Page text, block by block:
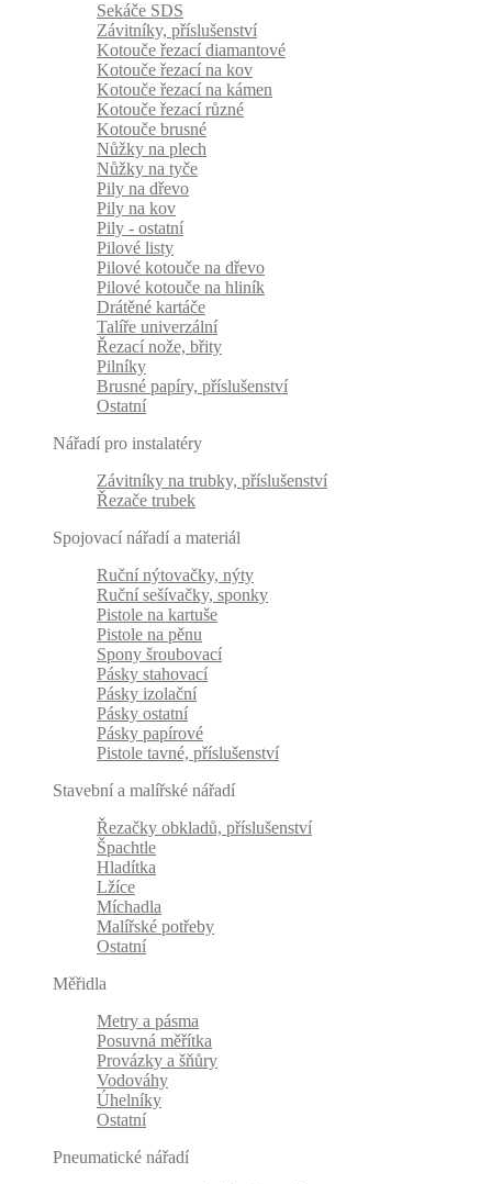
Sekáče SDS
Závitníky, příslušenství
Kotouče řezací diamantové
Kotouče řezací na kov
Kotouče řezací na kámen
Kotouče řezací různé
Kotouče brusné
Nůžky na plech
Nůžky na tyče
Pily na dřevo
Pily na kov
Pily - ostatní
Pilové listy
Pilové kotouče na dřevo
Pilové kotouče na hliník
Drátěné kartáče
Talíře univerzální
Řezací nože, břity
Pilníky
Brusné papíry, příslušenství
Ostatní
Nářadí pro instalatéry
Závitníky na trubky, příslušenství
Řezače trubek
Spojovací nářadí a materiál
Ruční nýtovačky, nýty
Ruční sešívačky, sponky
Pistole na kartuše
Pistole na pěnu
Spony šroubovací
Pásky stahovací
Pásky izolační
Pásky ostatní
Pásky papírové
Pistole tavné, příslušenství
Stavební a malířské nářadí
Řezačky obkladů, příslušenství
Špachtle
Hladítka
Lžíce
Míchadla
Malířské potřeby
Ostatní
Měřidla
Metry a pásma
Posuvná měřítka
Provázky a šňůry
Vodováhy
Úhelníky
Ostatní
Pneumatické nářadí